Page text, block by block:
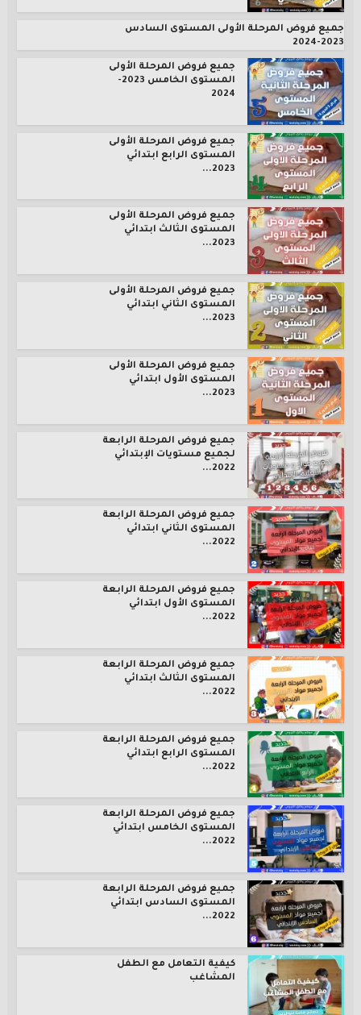
جميع فروض المرحلة الأولى المستوى السادس
2023-2024
جميع فروض المرحلة الأولى
المستوى الخامس 2023-
2024
جميع فروض المرحلة الأولى
المستوى الرابع ابتدائي
2023...
جميع فروض المرحلة الأولى
المستوى الثالث ابتدائي
2023...
جميع فروض المرحلة الأولى
المستوى الثاني ابتدائي
2023...
جميع فروض المرحلة الأولى
المستوى الأول ابتدائي
2023...
جميع فروض المرحلة الرابعة
لجميع مستويات الإبتدائي
2022...
جميع فروض المرحلة الرابعة
المستوى الثاني ابتدائي
2022...
جميع فروض المرحلة الرابعة
المستوى الأول ابتدائي
2022...
جميع فروض المرحلة الرابعة
المستوى الثالث ابتدائي
2022...
جميع فروض المرحلة الرابعة
المستوى الرابع ابتدائي
2022...
جميع فروض المرحلة الرابعة
المستوى الخامس ابتدائي
2022...
جميع فروض المرحلة الرابعة
المستوى السادس ابتدائي
2022...
كيفية التعامل مع الطفل
المشاغب